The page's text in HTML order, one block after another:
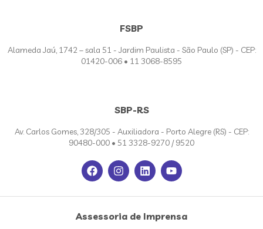
FSBP
Alameda Jaú, 1742 – sala 51 - Jardim Paulista - São Paulo (SP) - CEP:
01420-006 • 11 3068-8595
SBP-RS
Av. Carlos Gomes, 328/305 - Auxiliadora - Porto Alegre (RS) - CEP:
90480-000 • 51 3328-9270 / 9520
Assessoria de Imprensa